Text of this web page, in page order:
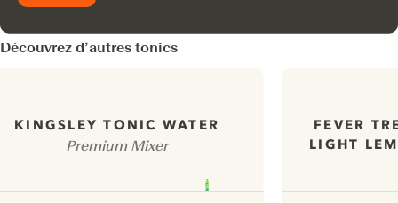
Découvrez d’autres tonics
KINGSLEY TONIC WATER
Premium Mixer
FEVER
LIGHT